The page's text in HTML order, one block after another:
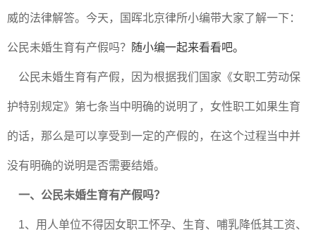
威的法律解答。今天，国晖北京律所小编带大家了解一下：
公民未婚生育有产假吗？ 随小编一起来看看吧。
公民未婚生育有产假，因为根据我们国家《女职工劳动保
护特别规定》第七条当中明确的说明了，女性职工如果生育
的话，那么是可以享受到一定的产假的，在这个过程当中并
没有明确的说明是否需要结婚。
一、公民未婚生育有产假吗？
1、用人单位不得因女职工怀孕、生育、哺乳降低其工资、